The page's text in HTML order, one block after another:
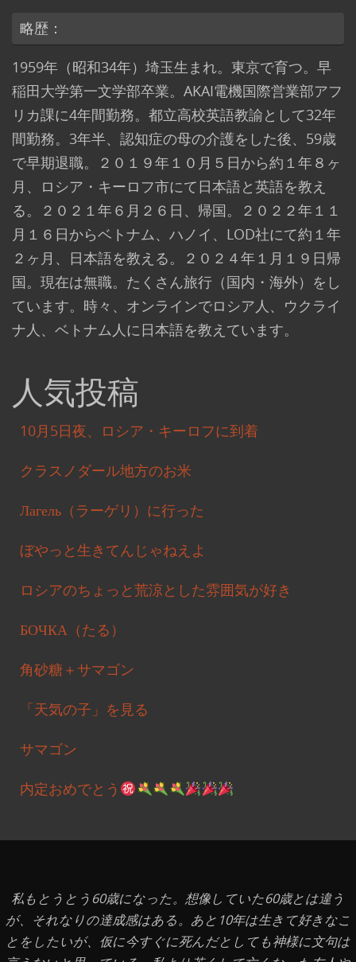
略歴：
1959年（昭和34年）埼玉生まれ。東京で育つ。早
稲田大学第一文学部卒業。AKAI電機国際営業部アフ
リカ課に4年間勤務。都立高校英語教諭として32年
間勤務。3年半、認知症の母の介護をした後、59歳
で早期退職。２０１９年１０月５日から約１年８ヶ
月、ロシア・キーロフ市にて日本語と英語を教え
る。２０２１年６月２６日、帰国。２０２２年１１
月１６日からベトナム、ハノイ、LOD社にて約１年
２ヶ月、日本語を教える。２０２４年１月１９日帰
国。現在は無職。たくさん旅行（国内・海外）をし
ています。時々、オンラインでロシア人、ウクライ
ナ人、ベトナム人に日本語を教えています。
人気投稿
10月5日夜、ロシア・キーロフに到着
クラスノダール地方のお米
Лагель（ラーゲリ）に行った
ぼやっと生きてんじゃねえよ
ロシアのちょっと荒涼とした雰囲気が好き
БОЧКА（たる）
角砂糖＋サマゴン
「天気の子」を見る
サマゴン
内定おめでとう
私もとうとう60歳になった。想像していた60歳とは違う
が、それなりの達成感はある。あと10年は生きて好きなこ
とをしたいが、仮に今すぐに死んだとしても神様に文句は